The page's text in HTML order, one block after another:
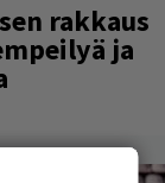
rakkaus
ja